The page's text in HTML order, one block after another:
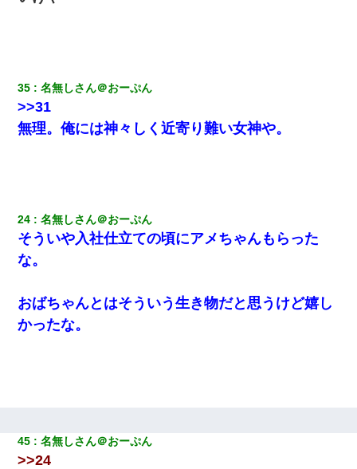
35 名無しさん＠おーぷん
>>31
無理。俺には神々しく近寄り難い女神や。
24 名無しさん＠おーぷん
そういや入社仕立ての頃にアメちゃんもらった
な。
おばちゃんとはそういう生き物だと思うけど嬉し
かったな。
45 名無しさん＠おーぷん
>>24